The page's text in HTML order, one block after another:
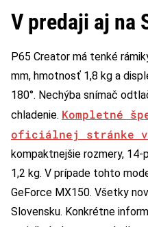
V predaji aj na
P65 Creator má tenké
mm, hmotnosť 1,8 kg a
180°. Nechýba snímač
chladenie. Kompletné
oficiálnej stránke
kompaktnejšie rozmery,
1,2 kg. V prípade tohto
GeForce MX150. Všetky
Slovensku. Konkrétne